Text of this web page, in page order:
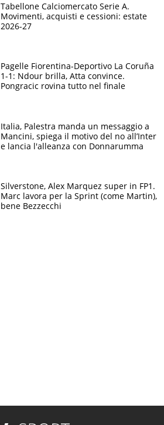
Tabellone Calciomercato Serie A.
Movimenti, acquisti e cessioni: estate
2026-27
Pagelle Fiorentina-Deportivo La Coruña
1-1: Ndour brilla, Atta convince.
Pongracic rovina tutto nel finale
Italia, Palestra manda un messaggio a
Mancini, spiega il motivo del no all’Inter
e lancia l'alleanza con Donnarumma
Silverstone, Alex Marquez super in FP1.
Marc lavora per la Sprint (come Martin),
bene Bezzecchi